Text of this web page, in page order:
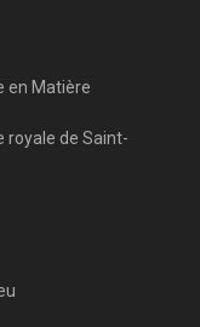
en Matière
royale de Saint-